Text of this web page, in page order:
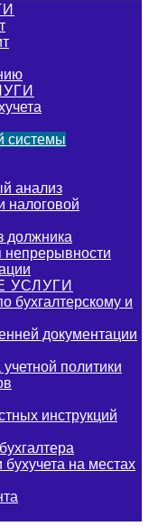
системы
анализ
налоговой
должника
непрерывности
УСЛУГИ
бухгалтерскому и
документации
политики
инструкций
на местах